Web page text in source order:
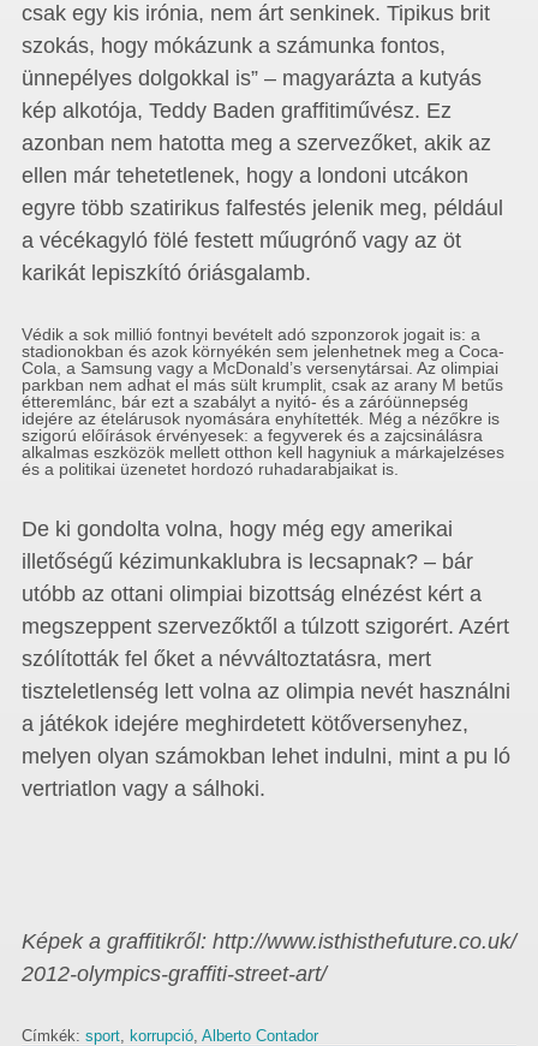
csak egy kis irónia, nem árt senkinek. Tipikus brit
szokás, hogy mókázunk a számunka fontos,
ünnepélyes dolgokkal is” – magyarázta a kutyás
kép alkotója, Teddy Baden graffitiművész. Ez
azonban nem hatotta meg a szervezőket, akik az
ellen már tehetetlenek, hogy a londoni utcákon
egyre több szatirikus falfestés jelenik meg, például
a vécékagyló fölé festett műugrónő vagy az öt
karikát lepiszkító óriásgalamb.
Védik a sok millió fontnyi bevételt adó szponzorok jogait is: a
stadionokban és azok környékén sem jelenhetnek meg a Coca-
Cola, a Samsung vagy a McDonald’s versenytársai. Az olimpiai
parkban nem adhat el más sült krumplit, csak az arany M betűs
étteremlánc, bár ezt a szabályt a nyitó- és a záróünnepség
idejére az ételárusok nyomására enyhítették. Még a nézőkre is
szigorú előírások érvényesek: a fegyverek és a zajcsinálásra
alkalmas eszközök mellett otthon kell hagyniuk a márkajelzéses
és a politikai üzenetet hordozó ruhadarabjaikat is.
De ki gondolta volna, hogy még egy amerikai
illetőségű kézimunkaklubra is lecsapnak? – bár
utóbb az ottani olimpiai bizottság elnézést kért a
megszeppent szervezőktől a túlzott szigorért. Azért
szólították fel őket a névváltoztatásra, mert
tiszteletlenség lett volna az olimpia nevét használni
a játékok idejére meghirdetett kötőversenyhez,
melyen olyan számokban lehet indulni, mint a pu ló
vertriatlon vagy a sálhoki.
Képek a graffitikről: http://www.isthisthefuture.co.uk/
2012-olympics-graffiti-street-art/
Címkék: sport, korrupció, Alberto Contador